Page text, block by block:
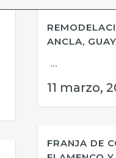
ANCLA,
...
11 marzo,
FRANJA DE